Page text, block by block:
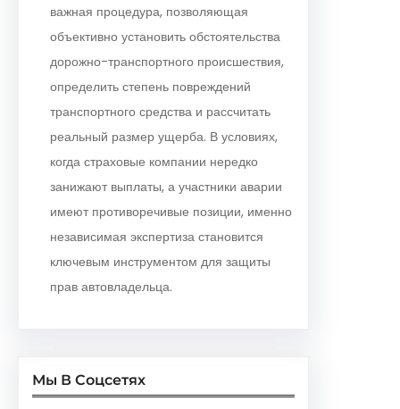
важная процедура, позволяющая
объективно установить обстоятельства
дорожно-транспортного происшествия,
определить степень повреждений
транспортного средства и рассчитать
реальный размер ущерба. В условиях,
когда страховые компании нередко
занижают выплаты, а участники аварии
имеют противоречивые позиции, именно
независимая экспертиза становится
ключевым инструментом для защиты
прав автовладельца.
Мы В Соцсетях